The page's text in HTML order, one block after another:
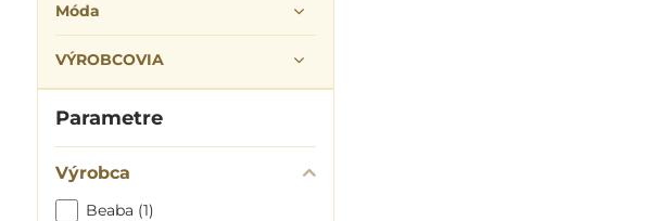
Parametre
Výrobca
Beaba (1)
Móda
VÝROBCOVIA